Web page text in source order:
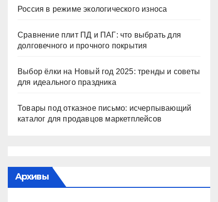
Россия в режиме экологического износа
Сравнение плит ПД и ПАГ: что выбрать для
долговечного и прочного покрытия
Выбор ёлки на Новый год 2025: тренды и советы
для идеального праздника
Товары под отказное письмо: исчерпывающий
каталог для продавцов маркетплейсов
Архивы